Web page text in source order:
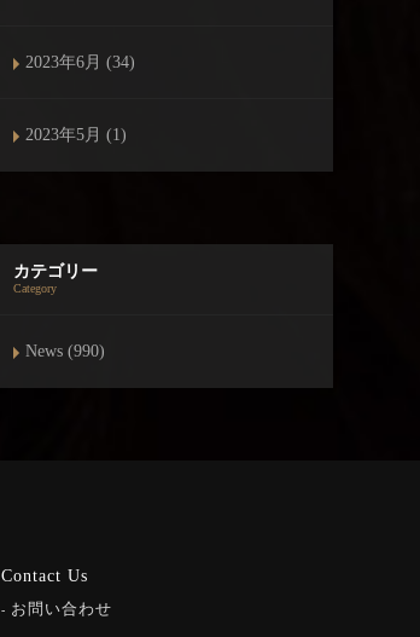
2023年6月 (34)
2023年5月 (1)
カテゴリー
Category
News (990)
Contact Us
お問い合わせ